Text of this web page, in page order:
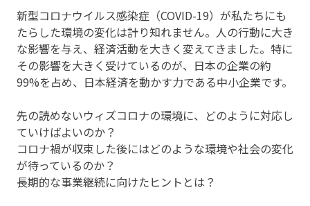
新型コロナウイルス感染症（COVID-19）が私たちにも
たらした環境の変化は計り知れません。人の行動に大き
な影響を与え、経済活動を大きく変えてきました。特に
その影響を大きく受けているのが、日本の企業の約
99%を占め、日本経済を動かす力である中小企業です。
先の読めないウィズコロナの環境に、どのように対応し
ていけばよいのか？
コロナ禍が収束した後にはどのような環境や社会の変化
が待っているのか？
長期的な事業継続に向けたヒントとは？